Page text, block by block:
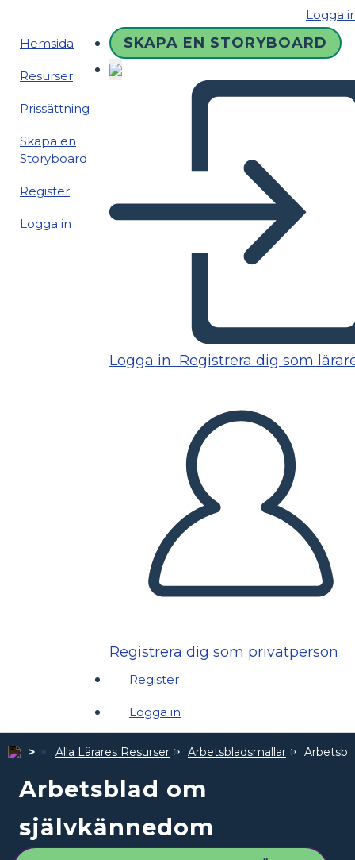
Logga
Hemsida
Resurser
Prissättning
Skapa en
Storyboard
Register
Logga in
SKAPA EN STORYBOARD
Logga in Registrera dig som
Registrera dig som privatperson
Register
Logga in
Alla Lärares Resurser Arbetsbladsmallar
Arbetsblad om
självkännedom